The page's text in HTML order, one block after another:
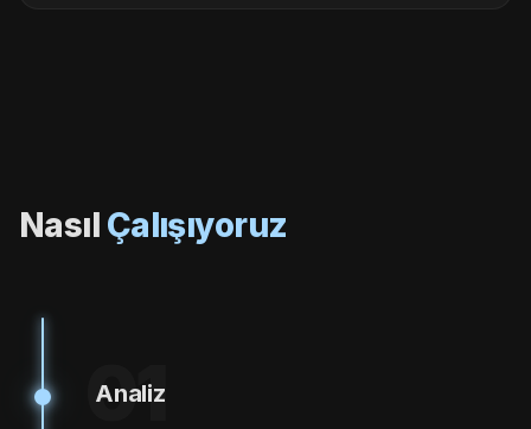
Nasıl Çalışıyoruz
01
Analiz